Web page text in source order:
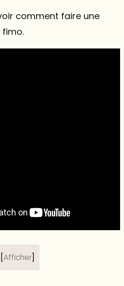
comment faire une
fimo.
Afficher